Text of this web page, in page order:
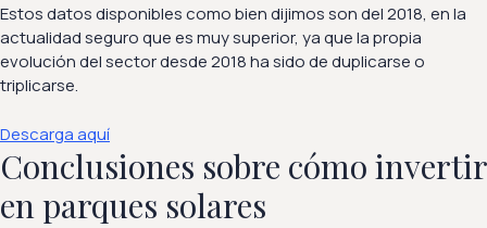
Estos datos disponibles como bien dijimos son del 2018, en la
actualidad seguro que es muy superior, ya que la propia
evolución del sector desde 2018 ha sido de duplicarse o
triplicarse.
Descarga aquí
Conclusiones sobre cómo invertir
en parques solares